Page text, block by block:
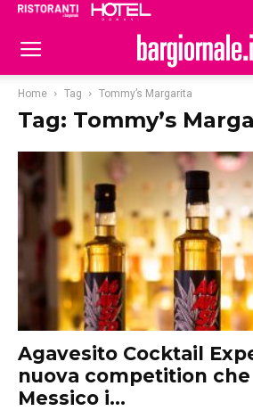
Home Tag Tommy’s Margarita
Tag: Tommy’s
Agavesito Cocktail
nuova competition
Messico i...